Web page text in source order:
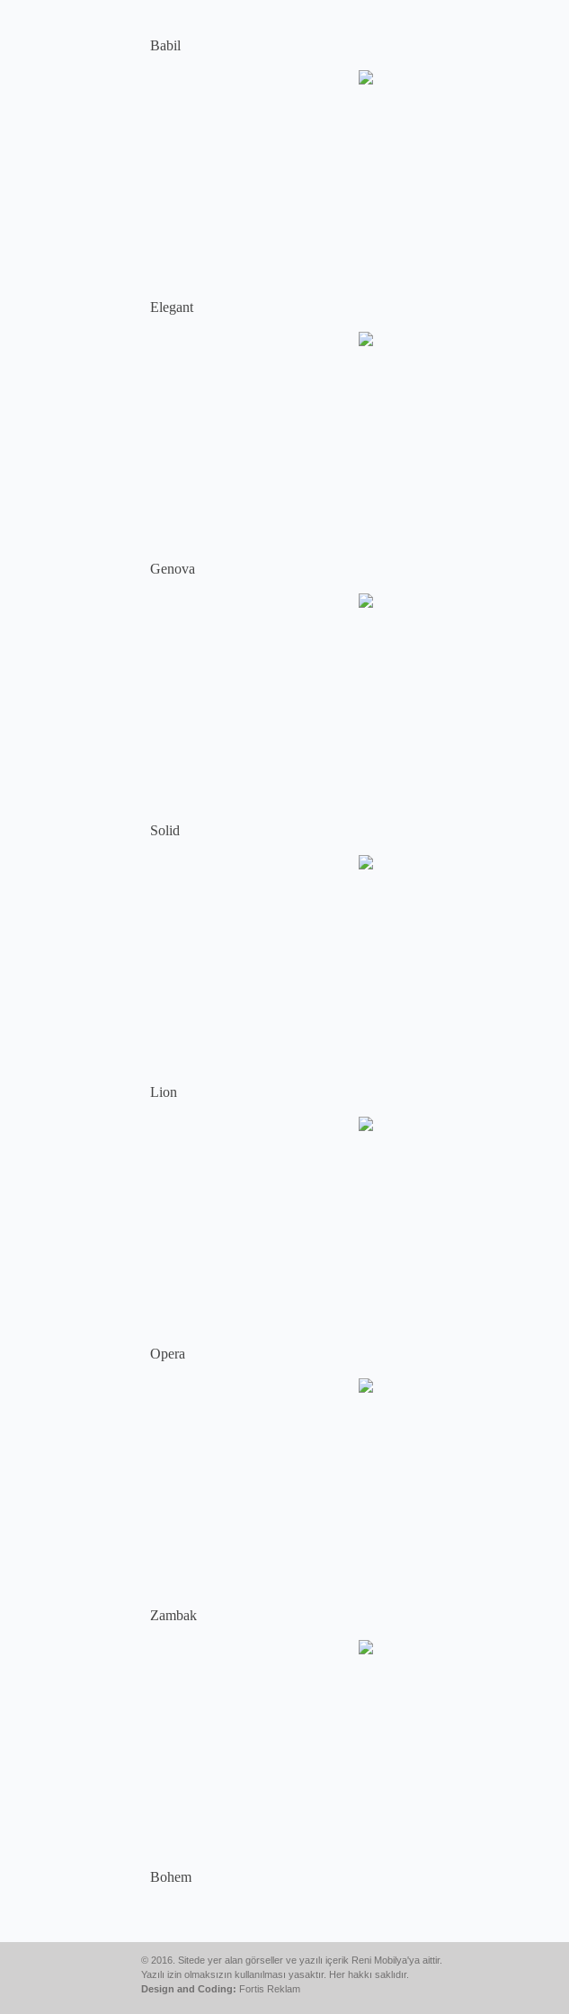
Babil
Elegant
Genova
Solid
Lion
Opera
Zambak
Bohem
© 2016. Sitede yer alan görseller ve yazılı içerik Reni Mobilya'ya aittir.
Yazılı izin olmaksızın kullanılması yasaktır. Her hakkı saklıdır.
Design and Coding: Fortis Reklam